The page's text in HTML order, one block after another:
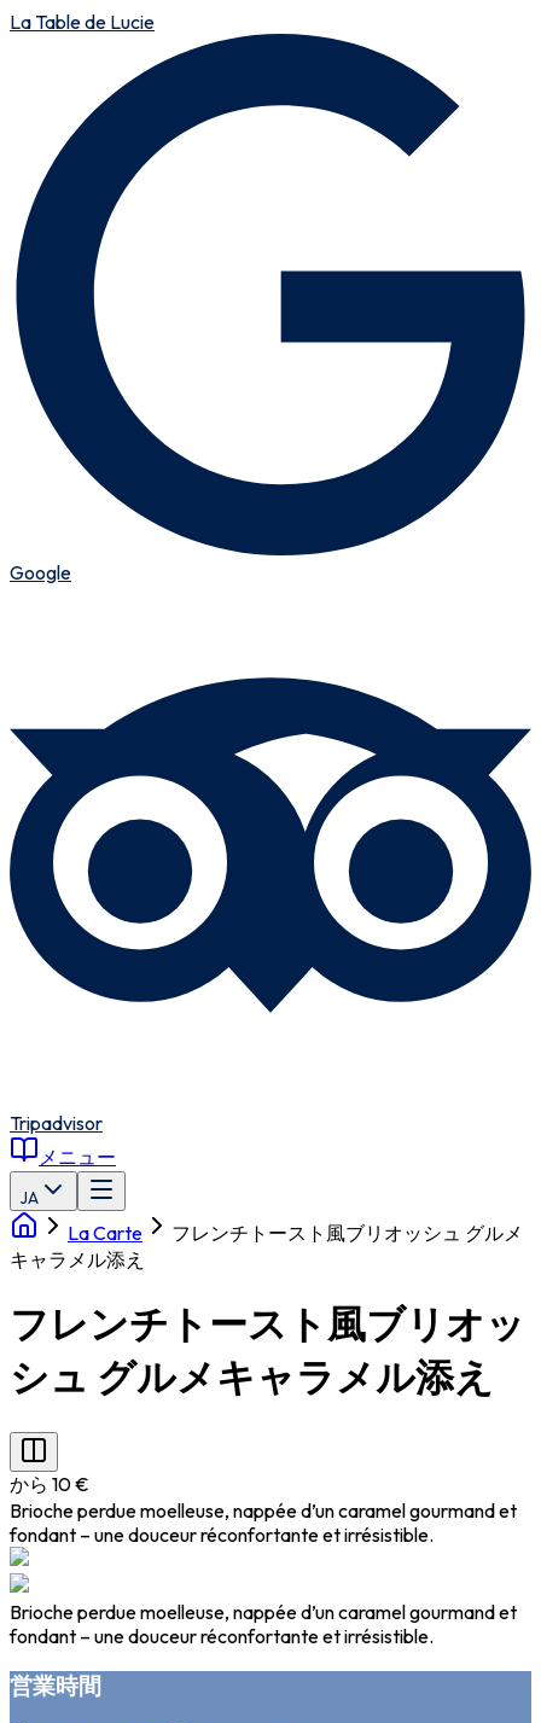
La Table de Lucie
Google
Tripadvisor
メニュー
JA
La Carte
フレンチトースト風ブリオッシュ グルメ
キャラメル添え
フレンチトースト風ブリオッ
シュ グルメキャラメル添え
から 10 €
Brioche perdue moelleuse, nappée d’un caramel gourmand et
fondant – une douceur réconfortante et irrésistible.
Brioche perdue moelleuse, nappée d’un caramel gourmand et
fondant – une douceur réconfortante et irrésistible.
営業時間